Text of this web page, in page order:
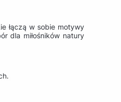
łączą w sobie motywy
dla miłośników natury